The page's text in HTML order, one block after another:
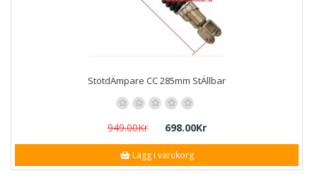
StötdÄmpare CC 285mm StÄllbar
949.00Kr 698.00Kr
Lägg i varukorg